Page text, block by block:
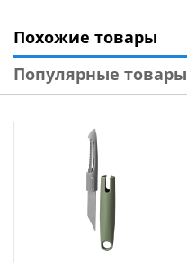
Похожие товары
Популярные товары